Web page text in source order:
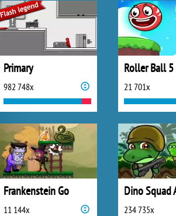
Primary
982 748x
Roller Ball 5
21 701x
Frankenstein Go
11 144x 234 735x